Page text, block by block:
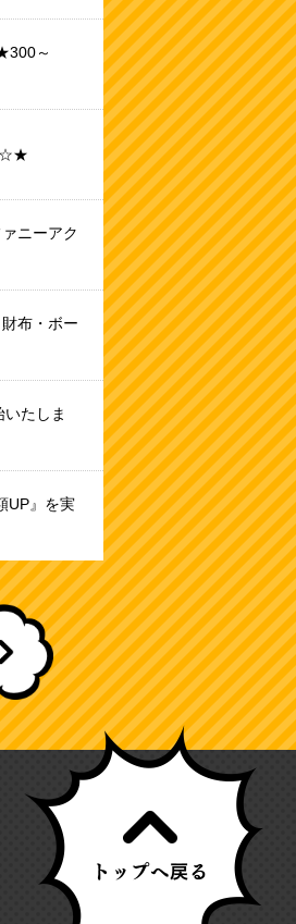
フェ
った
買取お持込ありがと
す！ ★
来ました！念願の
ROCKAGE 【花帯】
ニール・ヤング・キ
ングクリムゾン・ジ
ョン・セバスチャン
★ ☆まだま
だ買取お待ちしてお
最強のカードがマン
ガ倉庫泡瀬店
に・・・！ ☆ワ
ンピースカード★ロ
ロノア・ゾロ
SR【フラッグシップ
バトル・優勝記
念】 買取
持ち込みありがとう
ございます★
爆発
いる
★定番
ンツ
【ス
ロー
ンツ
★是非
泡瀬
くだ
～
☆★
ニーアク
布・ボー
たしま
UP』を実